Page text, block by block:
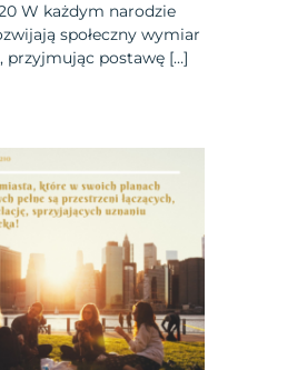
W każdym narodzie
społeczny wymiar
przyjmując postawę […]